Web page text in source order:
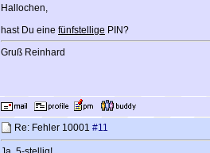
Hallochen,
hast Du eine fünfstellige PIN?
Gruß Reinhard
Re: Fehler 10001 #11